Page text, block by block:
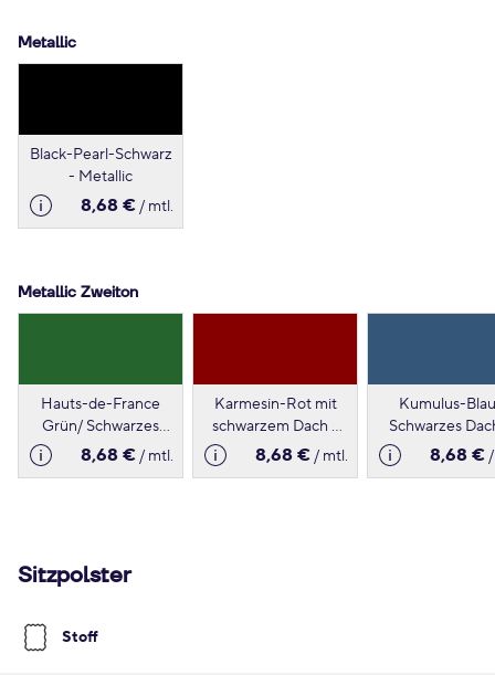
Metallic
Black-Pearl-Schwarz
- Metallic
8,68 €/ mtl.
Metallic Zweiton
Hauts-de-France
Grün/ Schwarzes
Dach - Metallic
8,68 €/ mtl.
Karmesin-Rot mit
schwarzem Dach -
Metallic
8,68 €/ mtl.
Kumulus-
Schwarzes
Metallic
8,68 €
Sitzpolster
Stoff